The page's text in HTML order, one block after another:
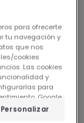
para ofrecerte
tu navegación y
que nos
cookies
Las cookies
y
para
Google
su sitio de
Personalizar